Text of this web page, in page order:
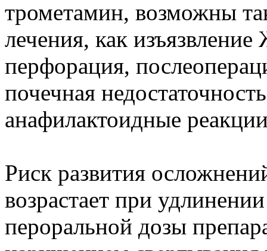
трометамин, возможны
лечения, как
перфорация,
почечная
анафилактоидные
Риск развития
возрастает при
пероральной дозы